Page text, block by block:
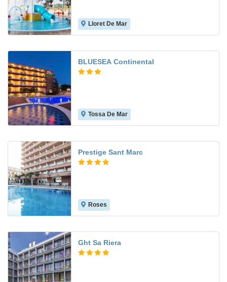
Lloret De Mar
BLUESEA Continental
Tossa De Mar
Prestige Sant Marc
Roses
Ght Sa Riera